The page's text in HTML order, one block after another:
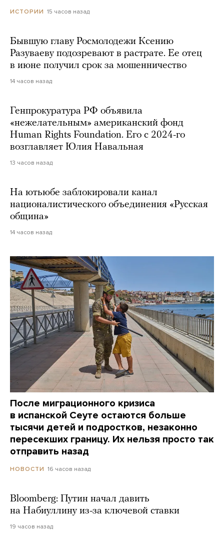
ИСТОРИИ 15 часов назад
Бывшую главу Росмолодежи Ксению
Разуваеву подозревают в растрате. Ее отец
в июне получил срок за мошенничество
14 часов назад
Генпрокуратура РФ объявила
«нежелательным» американский фонд
Human Rights Foundation. Его с 2024-го
возглавляет Юлия Навальная
13 часов назад
На ютьюбе заблокировали канал
националистического объединения «Русская
община»
14 часов назад
После миграционного кризиса
в испанской Сеуте остаются больше
тысячи детей и подростков, незаконно
пересекших границу. Их нельзя просто так
отправить назад
НОВОСТИ 16 часов назад
Bloomberg: Путин начал давить
на Набиуллину из-за ключевой ставки
19 часов назад